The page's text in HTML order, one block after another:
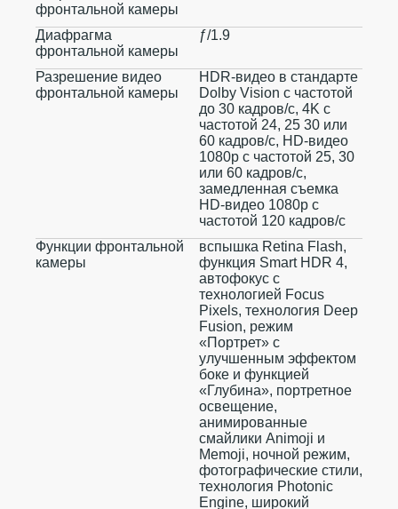
фронтальной камеры
Диафрагма
фронтальной камеры
ƒ/1.9
Разрешение видео
фронтальной камеры
HDR‑видео в стандарте
Dolby Vision с частотой
до 30 кадров/с, 4K с
частотой 24, 25 30 или
60 кадров/с, HD-видео
1080p с частотой 25, 30
или 60 кадров/с,
замедленная съемка
HD-видео 1080p с
частотой 120 кадров/с
Функции фронтальной
камеры
вспышка Retina Flash,
функция Smart HDR 4,
автофокус с
технологией Focus
Pixels, технология Deep
Fusion, режим
«Портрет» с
улучшенным эффектом
боке и функцией
«Глубина», портретное
освещение,
анимированные
смайлики Animoji и
Memoji, ночной режим,
фотографические стили,
технология Photonic
Engine, широкий